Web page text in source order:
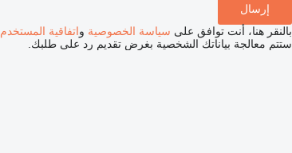
بالنقر هنا، أنت توافق على سياسة الخصوصية واتفاقية المستخدم
ستتم معالجة بياناتك الشخصية بغرض تقديم رد على طلبك.